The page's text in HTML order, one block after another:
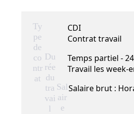
Ty
pe
de
co
ntr
at
CDI
Contrat travail
Du
rée
du
tra
vai
l
Temps partiel -
Travail les week-
Sal
air
e
Salaire brut :